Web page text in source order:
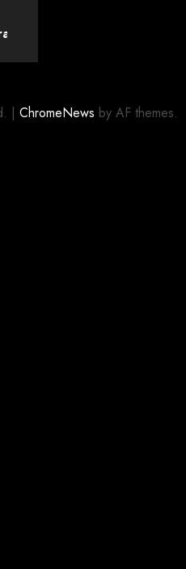
| ChromeNews by AF themes.